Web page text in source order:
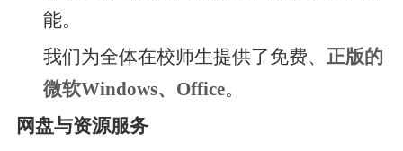
能。
我们为全体在校师生提供了免费、 正版的
微软Windows、Office。
网盘与资源服务